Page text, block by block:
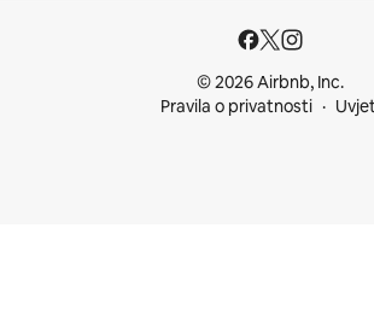
© 2026 Airbnb, Inc.
Pravila o privatnosti